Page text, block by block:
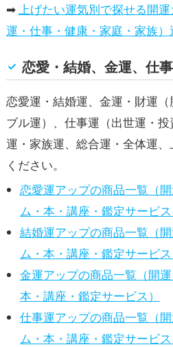
➡上げたい運気別で探せる開
運・仕事・健康・家庭・家族
恋愛・結婚、金運、仕
恋愛運・結婚運、金運・財運
ブル運）、仕事運（出世運・
運・家族運、総合運・全体運
ください。
恋愛運アップの商品一覧（
ム・本・講座・鑑定サービス
結婚運アップの商品一覧（
ム・本・講座・鑑定サービス
金運アップの商品一覧（開
本・講座・鑑定サービス）
仕事運アップの商品一覧（
ム・本・講座・鑑定サービス